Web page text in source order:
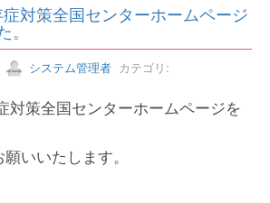
対策全国センターホームページ
。
システム管理者 カテゴリ:
策全国センターホームページを
いいたします。